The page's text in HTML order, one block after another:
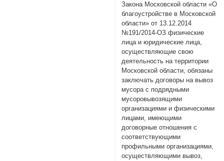
Закона Московской области «О
благоустройстве в Московской
области» от 13.12.2014
№191/2014-ОЗ физические
лица и юридические лица,
осуществляющие свою
деятельность на территории
Московской области, обязаны
заключать договоры на вывоз
мусора с подрядными
мусоровывозящими
организациями и физическими
лицами, имеющими
договорные отношения с
соответствующими
профильными организациями,
осуществляющими вывоз,